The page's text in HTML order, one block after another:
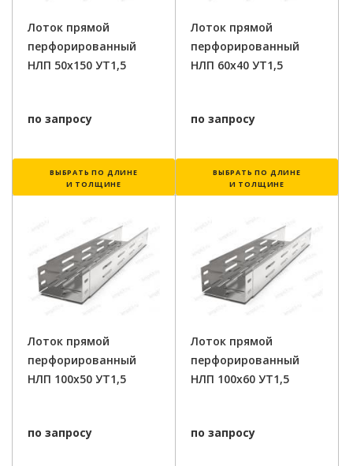
Лоток прямой
перфорированный
НЛП 50х150 УТ1,5
по запросу
ВЫБРАТЬ ПО ДЛИНЕ
И ТОЛЩИНЕ
Лоток прямой
перфорированный
НЛП 60х40 УТ1,5
по запросу
ВЫБРАТЬ ПО ДЛИНЕ
И ТОЛЩИНЕ
Лоток прямой
перфорированный
НЛП 100х50 УТ1,5
по запросу
Лоток прямой
перфорированный
НЛП 100х60 УТ1,5
по запросу